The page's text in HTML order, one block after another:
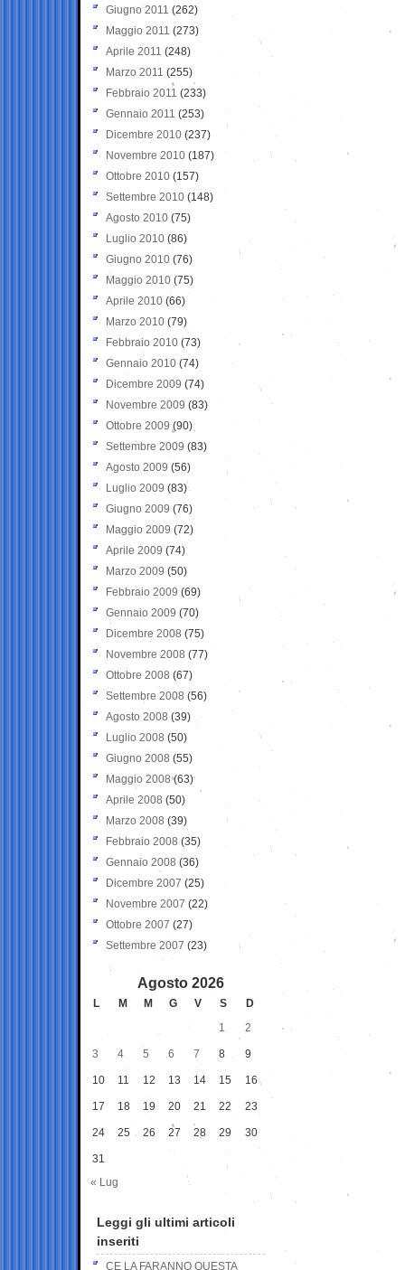
Giugno 2011 (262)
Maggio 2011 (273)
Aprile 2011 (248)
Marzo 2011 (255)
Febbraio 2011 (233)
Gennaio 2011 (253)
Dicembre 2010 (237)
Novembre 2010 (187)
Ottobre 2010 (157)
Settembre 2010 (148)
Agosto 2010 (75)
Luglio 2010 (86)
Giugno 2010 (76)
Maggio 2010 (75)
Aprile 2010 (66)
Marzo 2010 (79)
Febbraio 2010 (73)
Gennaio 2010 (74)
Dicembre 2009 (74)
Novembre 2009 (83)
Ottobre 2009 (90)
Settembre 2009 (83)
Agosto 2009 (56)
Luglio 2009 (83)
Giugno 2009 (76)
Maggio 2009 (72)
Aprile 2009 (74)
Marzo 2009 (50)
Febbraio 2009 (69)
Gennaio 2009 (70)
Dicembre 2008 (75)
Novembre 2008 (77)
Ottobre 2008 (67)
Settembre 2008 (56)
Agosto 2008 (39)
Luglio 2008 (50)
Giugno 2008 (55)
Maggio 2008(63)
Aprile 2008 (50)
Marzo 2008 (39)
Febbraio 2008 (35)
Gennaio 2008 (36)
Dicembre 2007 (25)
Novembre 2007 (22)
Ottobre 2007 (27)
Settembre 2007 (23)
Agosto 2026
L M M G V S
D
1
2
3 4 5 6 7 8 9
10 11 12 13 14 15 16
17 18 19 20 21 22 23
24 25 26 27 28 29 30
31
« Lug
Leggi gli ultimi articoli
inseriti
CE LA FARANNO QUESTA